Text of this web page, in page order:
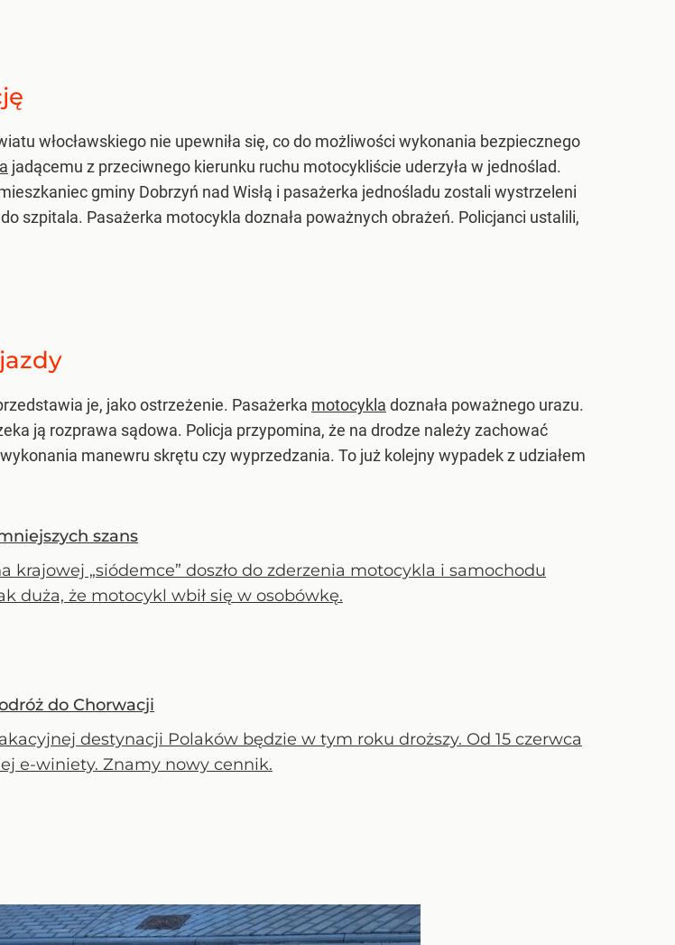
włocławskiego nie upewniła się, co do możliwości wykonania bezpiecznego
jadącemu z przeciwnego kierunku ruchu motocykliście uderzyła w jednoślad.
gminy Dobrzyń nad Wisłą i pasażerka jednośladu zostali wystrzeleni
szpitala. Pasażerka motocykla doznała poważnych obrażeń. Policjanci ustalili,
je, jako ostrzeżenie. Pasażerka motocykla doznała poważnego urazu.
ją rozprawa sądowa. Policja przypomina, że na drodze należy zachować
manewru skrętu czy wyprzedzania. To już kolejny wypadek z udziałem
szans
krajowej „siódemce” doszło do zderzenia motocykla i samochodu
duża, że motocykl wbił się w osobówkę.
do Chorwacji
destynacji Polaków będzie w tym roku droższy. Od 15 czerwca
e-winiety. Znamy nowy cennik.